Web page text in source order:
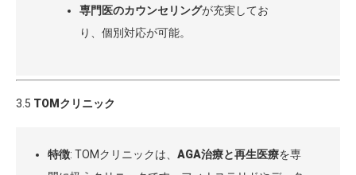
専門医のカウンセリングが充実してお
り、個別対応が可能。
3.5 TOMクリニック
特徴: TOMクリニックは、 AGA治療と再生医療を専